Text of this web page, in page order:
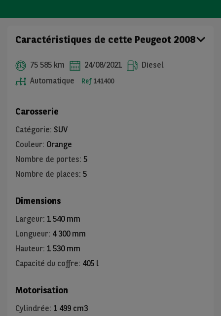
Caractéristiques de cette Peugeot 2008
75 585 km 24/08/2021
Diesel
Automatique
Ref 141400
Carosserie
Catégorie: SUV
Couleur: Orange
Nombre de portes: 5
Nombre de places: 5
Dimensions
Largeur: 1 540 mm
Longueur: 4 300 mm
Hauteur: 1 530 mm
Capacité du coffre: 405 l
Motorisation
Cylindrée: 1 499 cm3